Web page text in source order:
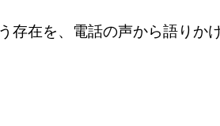
存在を、電話の声から語りか